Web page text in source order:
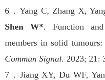
6 ．Yang C, Zhang X,
Shen W*. Function
members in solid
Commun Signal. 2023; 21:
7 ． Jiang XY, Du WF,